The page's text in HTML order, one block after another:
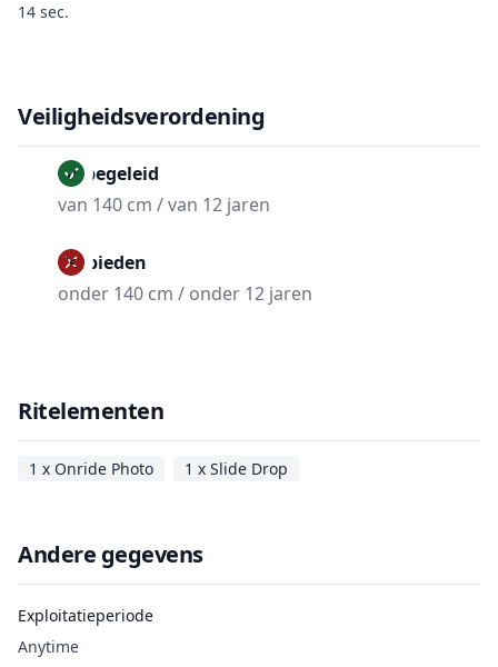
14 sec.
Veiligheidsverordening
Onbegeleid
van 140 cm / van 12 jaren
Verbieden
onder 140 cm / onder 12 jaren
Ritelementen
1 x Onride Photo 1 x Slide Drop
Andere gegevens
Exploitatieperiode
Anytime